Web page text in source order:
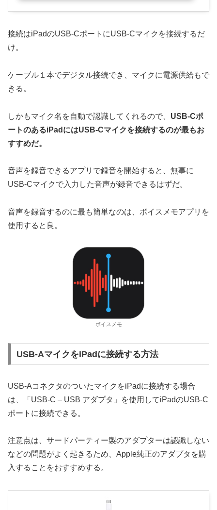
接続はiPadのUSB-CポートにUSB-Cマイクを接続するだ
け。
ケーブル１本でデジタル接続でき、マイクに電源供給もで
きる。
しかもマイク名を自動で認識してくれるので、 USB-Cポ
ートのあるiPadにはUSB-Cマイクを接続するのが最もお
すすめだ。
音声を録音できるアプリで録音を開始すると、無事に
USB-Cマイクで入力した音声が録音できるはずだ。
音声を録音するのに最も簡単なのは、ボイスメモアプリを
使用すると良。
ボイスメモ
USB-AマイクをiPadに接続する方法
USB-AコネクタのついたマイクをiPadに接続する場合
は、「USB-C – USB アダプタ」を使用してiPadのUSB-C
ポートに接続できる。
注意点は、サードパーティー製のアダプターは認識しない
などの問題がよく起きるため、Apple純正のアダプタを購
入することをおすすめする。